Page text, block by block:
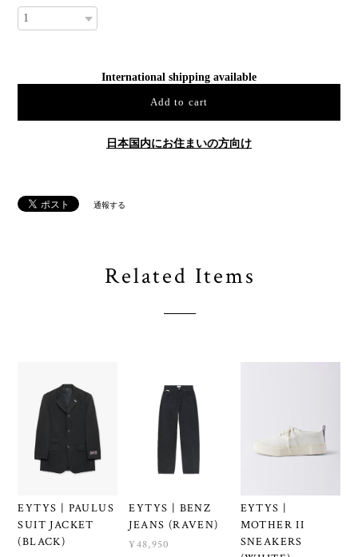
International shipping available
Add to cart
日本国内にお住まいの方向け
通報する
Related Items
EYTYS | PAULUS
SUIT JACKET
(BLACK)
EYTYS | BENZ
JEANS (RAVEN)
¥48,950
EYTYS |
MOTHER II
SNEAKERS